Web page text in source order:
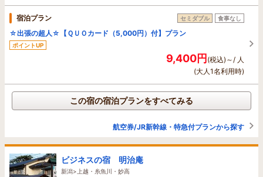
宿泊プラン セミダブル 食事なし
☆出張の超人☆【ＱＵＯカード（5,000円）付】プラン
ポイントUP
9,400円(税込)～/ 人
(大人1名利用時)
この宿の宿泊プランをすべてみる
航空券/JR新幹線・特急付プランから探す
ビジネスの宿 明治庵
新潟>上越・糸魚川・妙高